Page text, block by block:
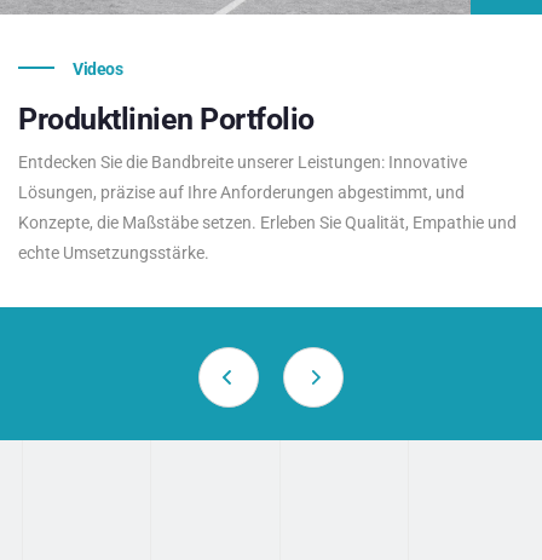
Videos
Produktlinien Portfolio
Entdecken Sie die Bandbreite unserer Leistungen: Innovative
Lösungen, präzise auf Ihre Anforderungen abgestimmt, und
Konzepte, die Maßstäbe setzen. Erleben Sie Qualität, Empathie und
echte Umsetzungsstärke.